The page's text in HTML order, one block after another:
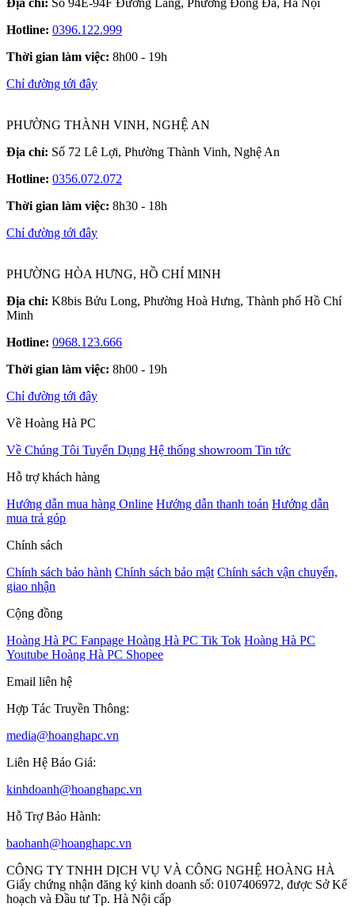
Địa chỉ: Số 94E-94F Đường Láng, Phường Đống Đa, Hà Nội
Hotline: 0396.122.999
Thời gian làm việc: 8h00 - 19h
Chỉ đường tới đây
PHƯỜNG THÀNH VINH, NGHỆ AN
Địa chỉ: Số 72 Lê Lợi, Phường Thành Vinh, Nghệ An
Hotline: 0356.072.072
Thời gian làm việc: 8h30 - 18h
Chỉ đường tới đây
PHƯỜNG HÒA HƯNG, HỒ CHÍ MINH
Địa chỉ: K8bis Bửu Long, Phường Hoà Hưng, Thành phố Hồ Chí
Minh
Hotline: 0968.123.666
Thời gian làm việc: 8h00 - 19h
Chỉ đường tới đây
Về Hoàng Hà PC
Về Chúng Tôi Tuyển Dụng Hệ thống showroom Tin tức
Hỗ trợ khách hàng
Hướng dẫn mua hàng Online Hướng dẫn thanh toán Hướng dẫn
mua trả góp
Chính sách
Chính sách bảo hành Chính sách bảo mật Chính sách vận chuyển,
giao nhận
Cộng đồng
Hoàng Hà PC Fanpage Hoàng Hà PC Tik Tok Hoàng Hà PC
Youtube Hoàng Hà PC Shopee
Email liên hệ
Hợp Tác Truyền Thông:
media@hoanghapc.vn
Liên Hệ Báo Giá:
kinhdoanh@hoanghapc.vn
Hỗ Trợ Bảo Hành:
baohanh@hoanghapc.vn
CÔNG TY TNHH DỊCH VỤ VÀ CÔNG NGHỆ HOÀNG HÀ
Giấy chứng nhận đăng ký kinh doanh số: 0107406972, được Sở Kế
hoạch và Đầu tư Tp. Hà Nội cấp